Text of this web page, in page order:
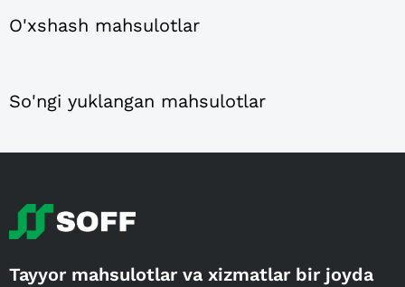
O'xshash mahsulotlar
So'ngi yuklangan mahsulotlar
Tayyor mahsulotlar va xizmatlar bir joyda